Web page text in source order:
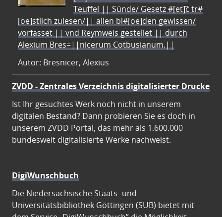
Teuffel || Sünde/ Gesetz #[et]c̃ tr#
[oe]stlich zulesen/|| allen bl#[oe]den gewissen/
vorfasset || vnd Reymweis gestellet || durch
Alexium Bres=||nicerum Cotbusianum.||
Autor: Bresnicer, Alexius
ZVDD - Zentrales Verzeichnis digitalisierter Drucke
Ist Ihr gesuchtes Werk noch nicht in unserem
digitalen Bestand? Dann probieren Sie es doch in
unserem ZVDD Portal, das mehr als 1.600.000
bundesweit digitalisierte Werke nachweist.
DigiWunschbuch
Die Niedersächsische Staats- und
Universitätsbibliothek Göttingen (SUB) bietet mit